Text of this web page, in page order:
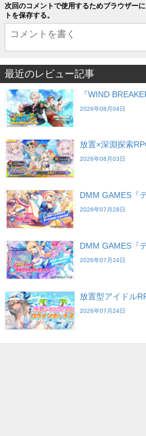
次回のコメントで使用するためブラウザー
トを保存する。
最近のレビュー記事
『WIND
2026年08月04日
放置×深淵探索
2026年08月03日
DMM GAMES『
2026年07月28日
DMM GAMES『
2026年07月24日
放置型アイドル
2026年07月24日